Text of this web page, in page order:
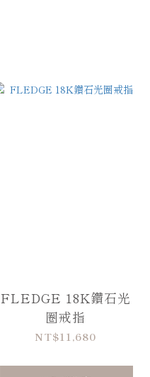
FLEDGE 18K鑽石光
圈戒指
NT$11,680